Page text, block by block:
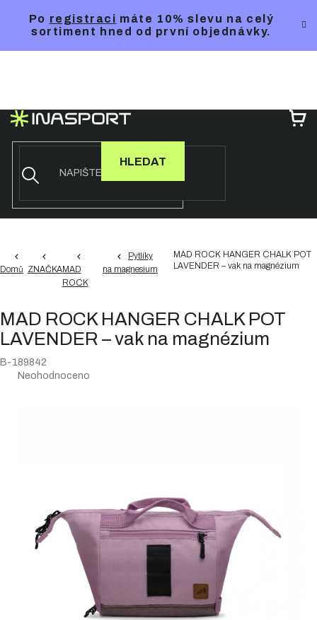
Po registraci máte 10% slevu na celý
sortiment hned od první objednávky.
HLEDAT
Domů ZNAČKAMAD
ROCK
Pytlíky
na magnesium
MAD ROCK HANGER CHALK POT
LAVENDER – vak na magnézium
MAD ROCK HANGER CHALK POT
LAVENDER – vak na magnézium
B-189842
Průměrné
Neohodnoceno